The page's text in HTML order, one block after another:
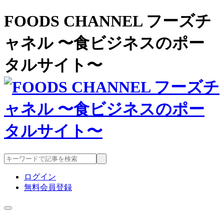
FOODS CHANNEL フーズチ
ャネル 〜食ビジネスのポー
タルサイト〜
ログイン
無料会員登録